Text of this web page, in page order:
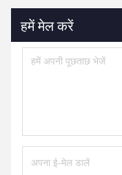
हमें मेल करें